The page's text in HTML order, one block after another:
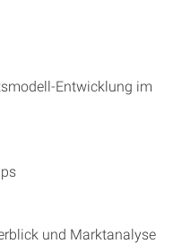
Entwicklung im
und Marktanalyse